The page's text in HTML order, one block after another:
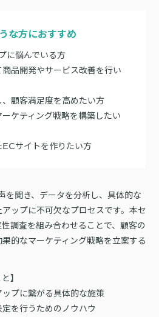
化し、1st partyデータによる広告配信最適
用できる、 アクショナブルなデータ基盤
収益を両立するコマースメディア構築・
Insight
セッションリプレイ
リアルタイムフィードバック
」に応えるために。「進研ゼミ」のベネッ
の脱却。丸井がKARTEで築いたリピート
めのAI分析入門
されたデータを起点に、AIを活用した分
す。 マーケター自身で分析からアクショ
的な考え方」と、BIプロダクト
資料
用事例を紹介しています。Webサイト/
外での顧客データ活用と事例集のセット
PLAID ALPHA」
な方におすすめ
に悩んでいる方
商品開発やサービス改善を行い
、顧客満足度を高めたい方
ーケティング戦略を構築したい
ECサイトを作りたい方
を聞き、データを分析し、具体的な
ップに不可欠なプロセスです。本セ
調査を組み合わせることで、顧客の
的なマーケティング戦略を立案する
】
プに繋がる具体的な施策
を行うためのノウハウ